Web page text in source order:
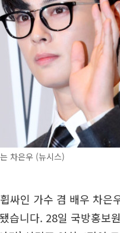
차은우 (뉴시스)
싸인 가수 겸 배우 차은
습니다. 28일 국방홍보